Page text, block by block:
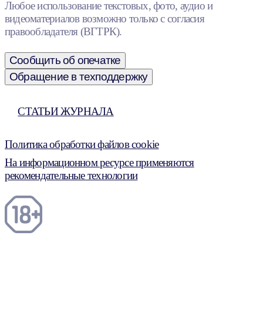
Любое использование текстовых, фото, аудио и
видеоматериалов возможно только с согласия
правообладателя (ВГТРК).
Сообщить об опечатке
Обращение в техподдержку
СТАТЬИ ЖУРНАЛА
Политика обработки файлов cookie
На информационном ресурсе применяются
рекомендательные технологии